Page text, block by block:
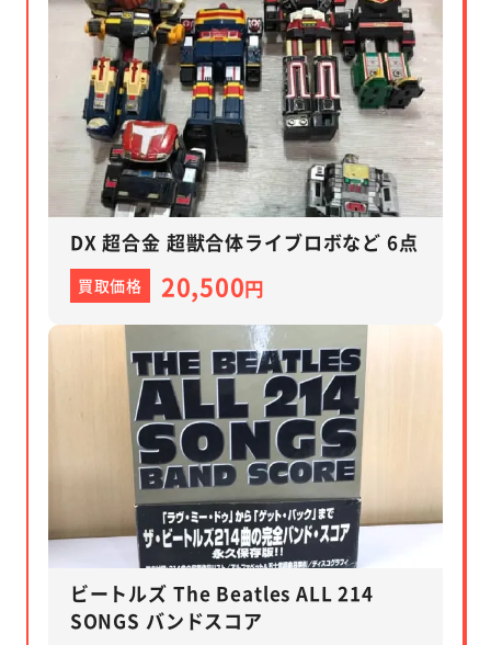
DX 超合金 超獣合体ライブロボなど 6点
買取価格 20,500円
ビートルズ The Beatles ALL 214
SONGS バンドスコア